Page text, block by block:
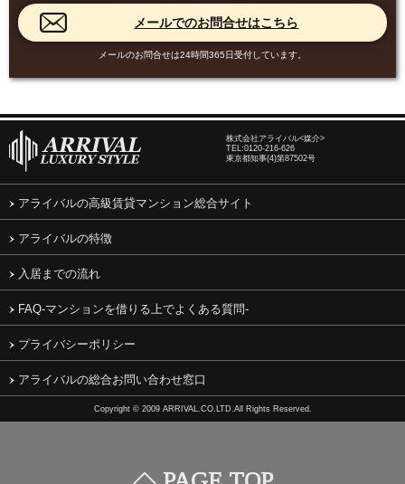
メールのお問合せは24時間365日受付しています。
株式会社アライバル<媒介>
TEL:0120-216-626
東京都知事(4)第87502号
アライバルの高級賃貸マンション総合サイト
アライバルの特徴
入居までの流れ
FAQ-マンションを借りる上でよくある質問-
プライバシーポリシー
アライバルの総合お問い合わせ窓口
Copyright © 2009 ARRIVAL.CO.LTD.All Rights Reserved.